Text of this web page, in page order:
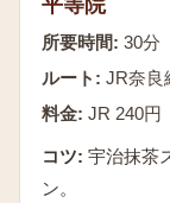
平等院
所要時間: 30分
ルート: JR奈良
料金: JR 240円
コツ: 宇治抹茶
ン。